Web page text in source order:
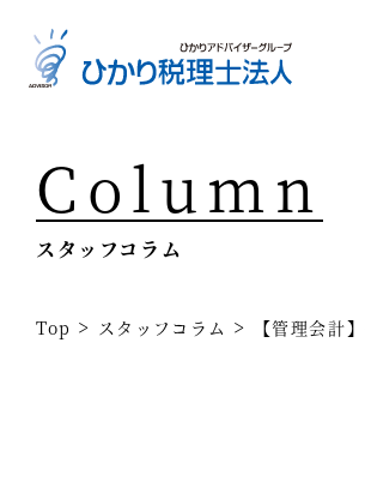
Top
Column
スタッフコラム
Top > スタッフコラム > 【管理会計